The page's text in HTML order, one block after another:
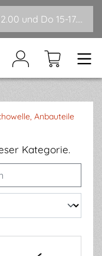
Telefonzeiten Mo,Di,Mi 10.00-12.00 und Do 15-17.00
Anbauteile
Kategorie.